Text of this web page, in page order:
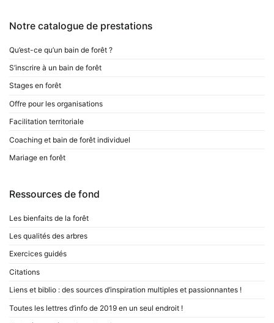
Notre catalogue de prestations
Qu’est-ce qu’un bain de forêt ?
S’inscrire à un bain de forêt
Stages en forêt
Offre pour les organisations
Facilitation territoriale
Coaching et bain de forêt individuel
Mariage en forêt
Ressources de fond
Les bienfaits de la forêt
Les qualités des arbres
Exercices guidés
Citations
Liens et biblio : des sources d’inspiration multiples et passionnantes !
Toutes les lettres d’info de 2019 en un seul endroit !